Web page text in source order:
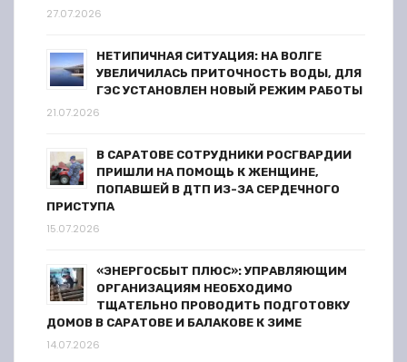
27.07.2026
НЕТИПИЧНАЯ СИТУАЦИЯ: НА ВОЛГЕ
УВЕЛИЧИЛАСЬ ПРИТОЧНОСТЬ ВОДЫ, ДЛЯ
ГЭС УСТАНОВЛЕН НОВЫЙ РЕЖИМ РАБОТЫ
21.07.2026
В САРАТОВЕ СОТРУДНИКИ РОСГВАРДИИ
ПРИШЛИ НА ПОМОЩЬ К ЖЕНЩИНЕ,
ПОПАВШЕЙ В ДТП ИЗ-ЗА СЕРДЕЧНОГО
ПРИСТУПА
15.07.2026
«ЭНЕРГОСБЫТ ПЛЮС»: УПРАВЛЯЮЩИМ
ОРГАНИЗАЦИЯМ НЕОБХОДИМО
ТЩАТЕЛЬНО ПРОВОДИТЬ ПОДГОТОВКУ
ДОМОВ В САРАТОВЕ И БАЛАКОВЕ К ЗИМЕ
14.07.2026